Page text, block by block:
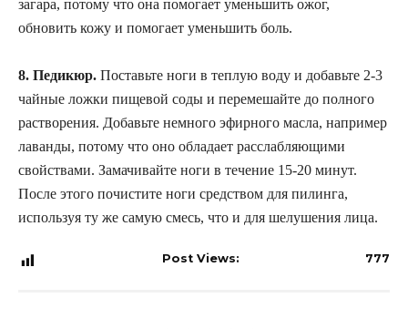
загара, потому что она помогает уменьшить ожог,
обновить кожу и помогает уменьшить боль.
8. Педикюр. Поставьте ноги в теплую воду и добавьте 2-3
чайные ложки пищевой соды и перемешайте до полного
растворения. Добавьте немного эфирного масла, например
лаванды, потому что оно обладает расслабляющими
свойствами. Замачивайте ноги в течение 15-20 минут.
После этого почистите ноги средством для пилинга,
используя ту же самую смесь, что и для шелушения лица.
Post Views: 777